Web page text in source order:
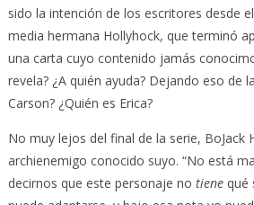
sido la intención de los escritores desde
media hermana Hollyhock, que terminó
una carta cuyo contenido jamás
revela? ¿A quién ayuda? Dejando eso de
Carson? ¿Quién es Erica?
No muy lejos del final de la serie,
archienemigo conocido suyo. “No está
decirnos que este personaje no tiene qué